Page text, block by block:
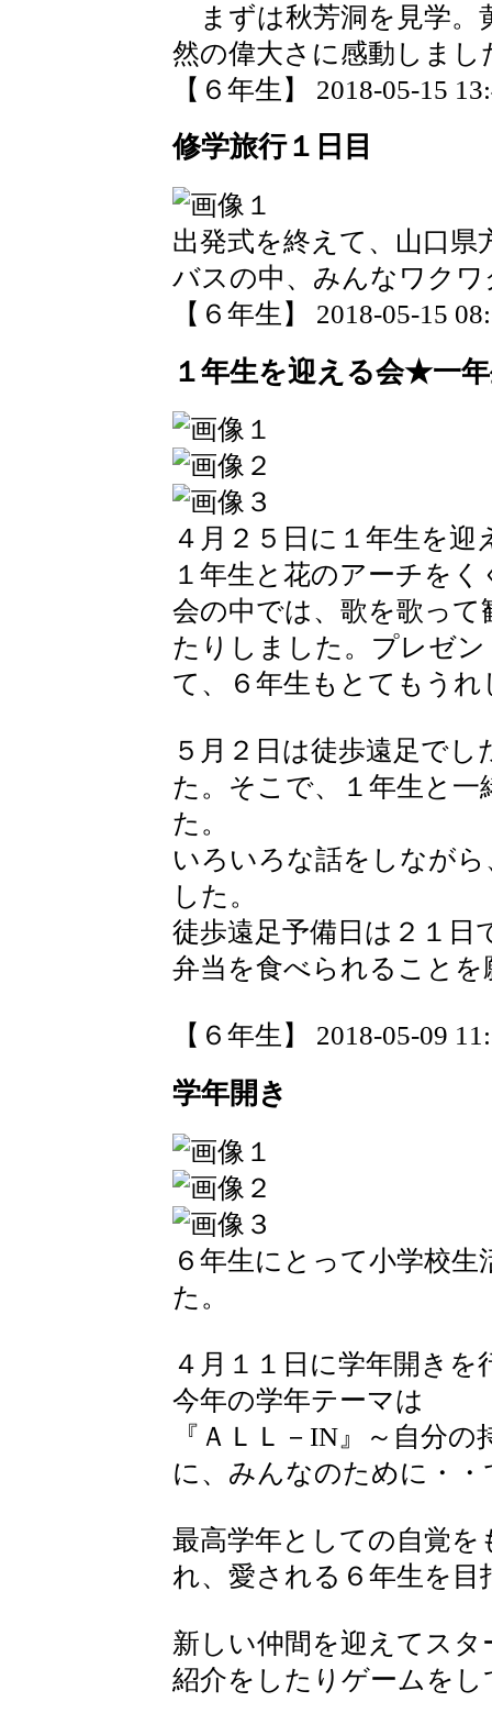
まずは秋芳洞を見学。
然の偉大さに感動し
【６年生】 2018-05-15
修学旅行１日目
出発式を終えて、山口県
バスの中、みんなワク
【６年生】 2018-05-15
１年生を迎える会★一
４月２５日に１年生を
１年生と花のアーチを
会の中では、歌を歌っ
たりしました。プレゼ
て、６年生もとてもう
５月２日は徒歩遠足で
た。そこで、１年生と
た。
いろいろな話をしなが
した。
徒歩遠足予備日は２１日
弁当を食べられること
【６年生】 2018-05-09
学年開き
６年生にとって小学校
た。
４月１１日に学年開きを
今年の学年テーマは
『ＡＬＬ－IN』～自分
に、みんなのために・・
最高学年としての自覚
れ、愛される６年生を目
新しい仲間を迎えてス
紹介をしたりゲームを